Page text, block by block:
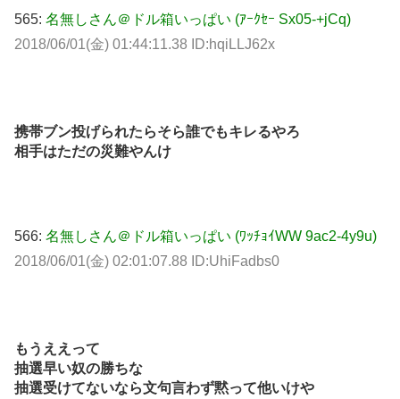
565: 名無しさん＠ドル箱いっぱい (ｱｰｸｾｰ Sx05-+jCq)
2018/06/01(金) 01:44:11.38 ID:hqiLLJ62x
携帯ブン投げられたらそら誰でもキレるやろ
相手はただの災難やんけ
566: 名無しさん＠ドル箱いっぱい (ﾜｯﾁｮｲWW 9ac2-4y9u)
2018/06/01(金) 02:01:07.88 ID:UhiFadbs0
もうええって
抽選早い奴の勝ちな
抽選受けてないなら文句言わず黙って他いけや